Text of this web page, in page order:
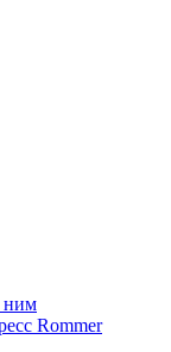
ним
Rommer